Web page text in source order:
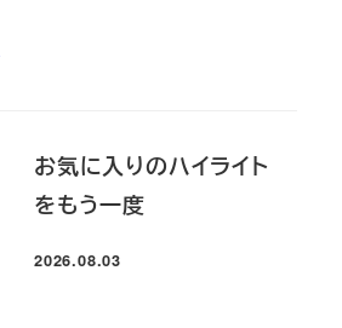
お気に入りのハイライト
をもう一度
投稿日
2026.08.03